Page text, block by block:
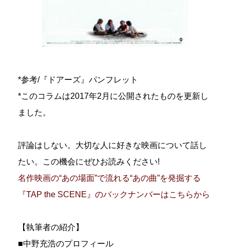
*参考/『ドアーズ』パンフレット
*このコラムは2017年2月に公開されたものを更新し
ました。
評論はしない。大切な人に好きな映画について話し
たい。この機会にぜひお読みください!
名作映画の“あの場面”で流れる“あの曲”を発掘する
『TAP the SCENE』のバックナンバーはこちらから
【執筆者の紹介】
■中野充浩のプロフィール